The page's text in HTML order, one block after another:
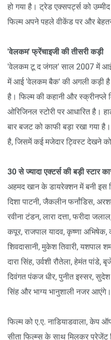
हो गया है। ट्रेड एक्सपर्ट्स को
फिल्म अपने पहले वीकेंड पर और
'वेलकम' फ्रेंचाइजी की तीसरी कड़ी
'वेलकम टू द जंगल' साल 2007 में
में आई 'वेलकम बैक' की अगली कड़ी
है। फिल्म की कहानी और स्क्रीनप्ले
ओरिजिनल स्टोरी पर आधारित है।
बार बजट को काफी बड़ा रखा गया
है, जिसमें कई मजेदार ट्विस्ट देखने
30 से ज्यादा एक्टर्स की बड़ी स्टार
अहमद खान के डायरेक्शन में बनी इस
दिशा पाटनी, जैकलीन फर्नांडिस,
रवीना टंडन, लारा दत्ता, फरीदा
कपूर, राजपाल यादव, कृष्णा
शिवदासानी, मुकेश तिवारी, यशपाल
दारा सिंह, उर्वशी रौतेला, हेमंत पांडे,
दिवंगत पंकज धीर, पुनीत इस्सर, सुदेश
सिंह और भाग्य भानुशाली नजर आएंगे।
फिल्म को ए.ए. नाडियाडवाला, केप
सीता फिल्म्स के साथ मिलकर